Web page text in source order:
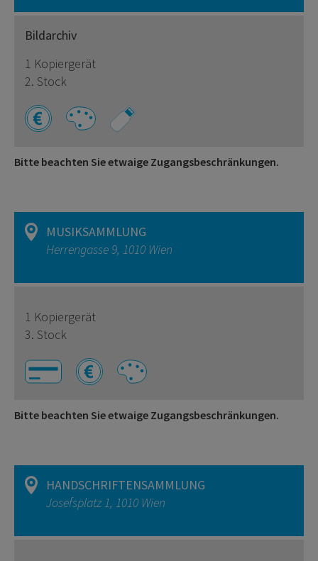
Bildarchiv
1 Kopiergerät
2. Stock
Bitte beachten Sie etwaige Zugangsbeschränkungen.
MUSIKSAMMLUNG
Herrengasse 9, 1010 Wien
1 Kopiergerät
3. Stock
Bitte beachten Sie etwaige Zugangsbeschränkungen.
HANDSCHRIFTENSAMMLUNG
Josefsplatz 1, 1010 Wien